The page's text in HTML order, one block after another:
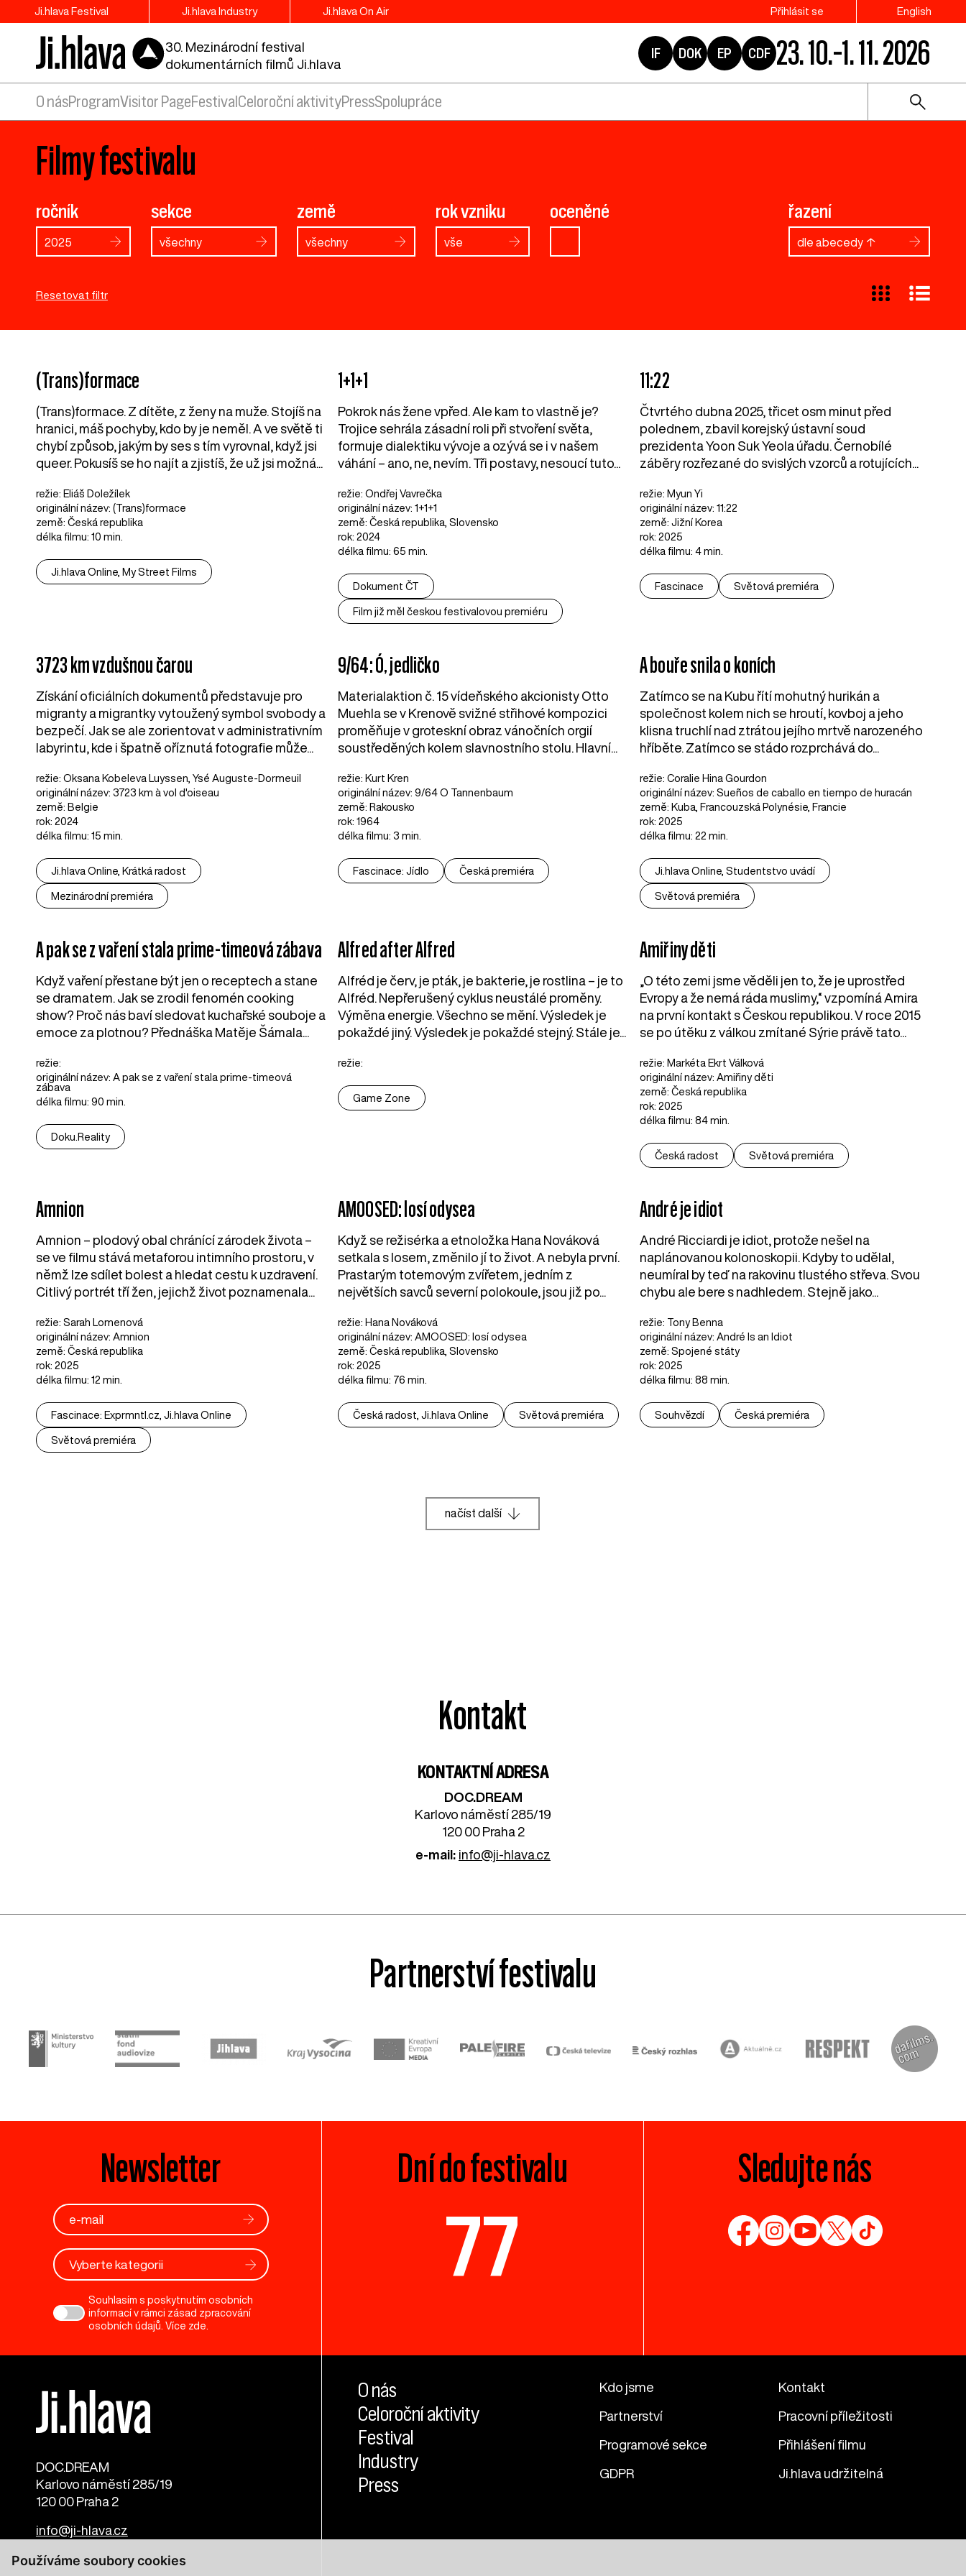
Používáme soubory cookies
Ji.hlava Festival Ji.hlava Industry Ji.hlava On Air Přihlásit se English
30. Mezinárodní festival
dokumentárních filmů Ji.hlava
IF DOK EP CDF 23. 10.–1. 11. 2026
O násProgramVisitor PageFestival Celoroční aktivityPressSpolupráce
Filmy festivalu
ročník
2025
sekce
všechny
země
všechny
rok vzniku
vše
oceněné řazení
dle abecedy ↑
Resetovat filtr
(Trans)formace
(Trans)formace. Z dítěte, z ženy na muže. Stojíš na
hranici, máš pochyby, kdo by je neměl. A ve světě ti
chybí způsob, jakým by ses s tím vyrovnal, když jsi
queer. Pokusíš se ho najít a zjistíš, že už jsi možná...
režie: Eliáš Doležílek
originální název: (Trans)formace
země: Česká republika
délka filmu: 10 min.
Ji.hlava Online, My Street Films
1+1+1
Pokrok nás žene vpřed. Ale kam to vlastně je?
Trojice sehrála zásadní roli při stvoření světa,
formuje dialektiku vývoje a ozývá se i v našem
váhání – ano, ne, nevím. Tři postavy, nesoucí tuto...
režie: Ondřej Vavrečka
originální název: 1+1+1
země: Česká republika, Slovensko
rok: 2024
délka filmu: 65 min.
Dokument ČT
Film již měl českou festivalovou premiéru
11:22
Čtvrtého dubna 2025, třicet osm minut před
polednem, zbavil korejský ústavní soud
prezidenta Yoon Suk Yeola úřadu. Černobílé
záběry rozřezané do svislých vzorců a rotujících...
režie: Myun Yi
originální název: 11:22
země: Jižní Korea
rok: 2025
délka filmu: 4 min.
Fascinace Světová premiéra
3723 km vzdušnou čarou
Získání oficiálních dokumentů představuje pro
migranty a migrantky vytoužený symbol svobody a
bezpečí. Jak se ale zorientovat v administrativním
labyrintu, kde i špatně oříznutá fotografie může...
režie: Oksana Kobeleva Luyssen, Ysé Auguste-Dormeuil
originální název: 3723 km à vol d'oiseau
země: Belgie
rok: 2024
délka filmu: 15 min.
Ji.hlava Online, Krátká radost
Mezinárodní premiéra
9/64: Ó, jedličko
Materialaktion č. 15 vídeňského akcionisty Otto
Muehla se v Krenově svižné střihové kompozici
proměňuje v groteskní obraz vánočních orgií
soustředěných kolem slavnostního stolu. Hlavní...
režie: Kurt Kren
originální název: 9/64 O Tannenbaum
země: Rakousko
rok: 1964
délka filmu: 3 min.
Fascinace: Jídlo Česká premiéra
A bouře snila o koních
Zatímco se na Kubu řítí mohutný hurikán a
společnost kolem nich se hroutí, kovboj a jeho
klisna truchlí nad ztrátou jejího mrtvě narozeného
hříběte. Zatímco se stádo rozprchává do...
režie: Coralie Hina Gourdon
originální název: Sueños de caballo en tiempo de huracán
země: Kuba, Francouzská Polynésie, Francie
rok: 2025
délka filmu: 22 min.
Ji.hlava Online, Studentstvo uvádí
Světová premiéra
A pak se z vaření stala prime-timeová zábava
Když vaření přestane být jen o receptech a stane
se dramatem. Jak se zrodil fenomén cooking
show? Proč nás baví sledovat kuchařské souboje a
emoce za plotnou? Přednáška Matěje Šámala...
režie:
originální název: A pak se z vaření stala prime-timeová
zábava
délka filmu: 90 min.
Doku.Reality
Alfred after Alfred
Alfréd je červ, je pták, je bakterie, je rostlina – je to
Alfréd. Nepřerušený cyklus neustálé proměny.
Výměna energie. Všechno se mění. Výsledek je
pokaždé jiný. Výsledek je pokaždé stejný. Stále je...
režie:
Game Zone
Amiřiny děti
„O této zemi jsme věděli jen to, že je uprostřed
Evropy a že nemá ráda muslimy,“ vzpomíná Amira
na první kontakt s Českou republikou. V roce 2015
se po útěku z válkou zmítané Sýrie právě tato...
režie: Markéta Ekrt Válková
originální název: Amiřiny děti
země: Česká republika
rok: 2025
délka filmu: 84 min.
Česká radost Světová premiéra
Amnion
Amnion – plodový obal chránící zárodek života –
se ve filmu stává metaforou intimního prostoru, v
němž lze sdílet bolest a hledat cestu k uzdravení.
Citlivý portrét tří žen, jejichž život poznamenala...
režie: Sarah Lomenová
originální název: Amnion
země: Česká republika
rok: 2025
délka filmu: 12 min.
Fascinace: Exprmntl.cz, Ji.hlava Online
Světová premiéra
AMOOSED: losí odysea
Když se režisérka a etnoložka Hana Nováková
setkala s losem, změnilo jí to život. A nebyla první.
Prastarým totemovým zvířetem, jedním z
největších savců severní polokoule, jsou již po...
režie: Hana Nováková
originální název: AMOOSED: losí odysea
země: Česká republika, Slovensko
rok: 2025
délka filmu: 76 min.
Česká radost, Ji.hlava Online Světová premiéra
André je idiot
André Ricciardi je idiot, protože nešel na
naplánovanou kolonoskopii. Kdyby to udělal,
neumíral by teď na rakovinu tlustého střeva. Svou
chybu ale bere s nadhledem. Stejně jako...
režie: Tony Benna
originální název: André Is an Idiot
země: Spojené státy
rok: 2025
délka filmu: 88 min.
Souhvězdí Česká premiéra
načíst další
Kontakt
KONTAKTNÍ ADRESA
DOC.DREAM​
Karlovo náměstí 285/19
120 00 Praha 2
e-mail: info@ji-hlava.cz
Partnerství festivalu
Newsletter
Vyberte kategorii
Souhlasím s poskytnutím osobních
informací v rámci zásad zpracování
osobních údajů. Více zde.
Dní do festivalu
77
Sledujte nás
DOC.DREAM​
Karlovo náměstí 285/19
120 00 Praha 2
info@ji-hlava.cz
O nás
Celoroční aktivity
Festival
Industry
Press
Kdo jsme Kontakt
Partnerství Pracovní příležitosti
Programové sekce Přihlášení filmu
GDPR Ji.hlava udržitelná